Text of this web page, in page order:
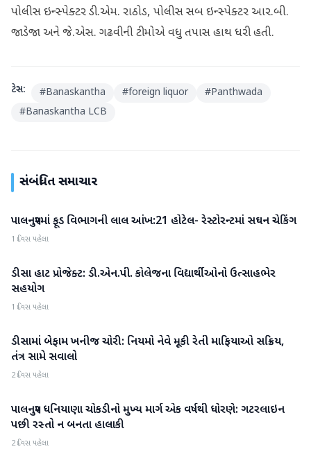
પોલીસ ઇન્સ્પેક્ટર ડી.એમ. રાઠોડ, પોલીસ સબ ઇન્સ્પેક્ટર આર.બી.
જાડેજા અને જે.એસ. ગઢવીની ટીમોએ વધુ તપાસ હાથ ધરી હતી.
ટેગ્સ: #Banaskantha #foreign liquor #Panthwada
#Banaskantha LCB
સંબંધિત સમાચાર
બનાસકાંઠા
પાલનપુરમાં ફૂડ વિભાગની લાલ આંખ:21 હોટેલ- રેસ્ટોરન્ટમાં સઘન ચેકિંગ
1 દિવસ પહેલા
બનાસકાંઠા
ડીસા હાટ પ્રોજેક્ટ: ડી.એન.પી. કોલેજના વિદ્યાર્થીઓનો ઉત્સાહભેર
સહયોગ
1 દિવસ પહેલા
બનાસકાંઠા
ડીસામાં બેફામ ખનીજ ચોરી: નિયમો નેવે મૂકી રેતી માફિયાઓ સક્રિય,
તંત્ર સામે સવાલો
2 દિવસ પહેલા
બનાસકાંઠા
પાલનપુર ધનિયાણા ચોકડીનો મુખ્ય માર્ગ એક વર્ષથી ધોરણે: ગટરલાઇન
પછી રસ્તો ન બનતા હાલાકી
2 દિવસ પહેલા